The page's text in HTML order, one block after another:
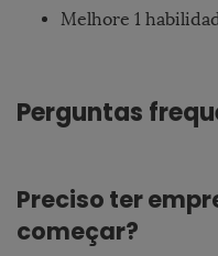
Melhore 1
Perguntas
Preciso ter
começar?